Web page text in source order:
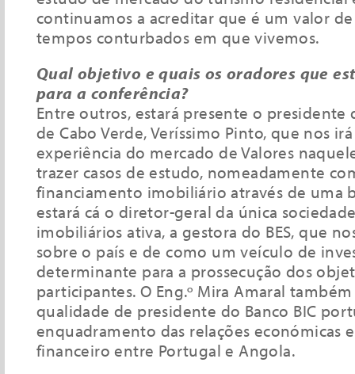
continuamos a acreditar que é um valor
tempos conturbados em que vivemos.
Qual objetivo e quais os oradores que
para a conferência?
Entre outros, estará presente o presidente
de Cabo Verde, Veríssimo Pinto, que nos
experiência do mercado de Valores
trazer casos de estudo, nomeadamente
financiamento imobiliário através de uma
estará cá o diretor-geral da única
imobiliários ativa, a gestora do BES, que
sobre o país e de como um veículo de
determinante para a prossecução dos
participantes. O Eng.º Mira Amaral
qualidade de presidente do Banco BIC
enquadramento das relações económicas
financeiro entre Portugal e Angola.